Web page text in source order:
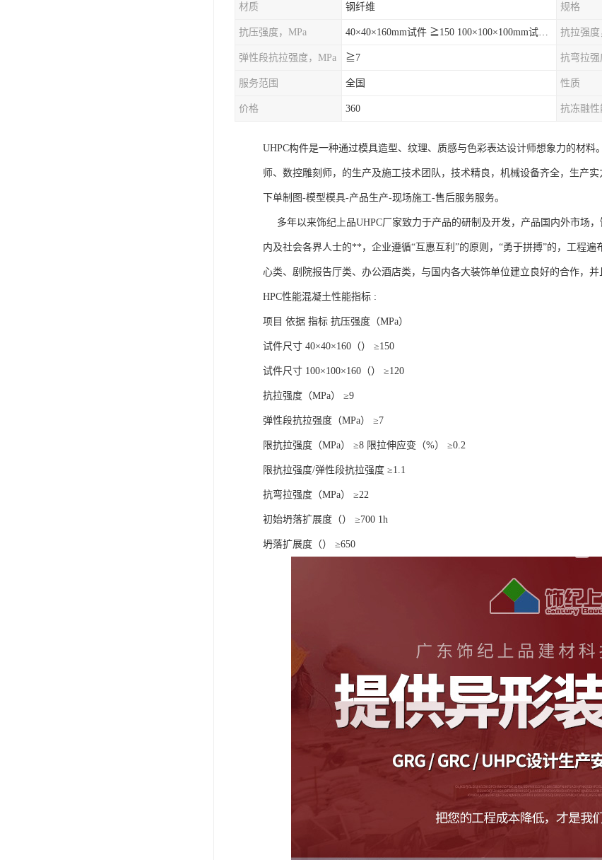
材质 钢纤维 规格
抗压强度，MPa 40×40×160mm试件 ≧150 100×100×100mm试件≧120 抗拉强度
弹性段抗拉强度，MPa ≧7 抗弯拉强
服务范围 全国 性质
价格 360 抗冻融性
UHPC构件是一种通过模具造型、纹理、质感与色彩表达设计师想象力的材
师、数控雕刻师，的生产及施工技术团队，技术精良，机械设备齐全，生产
下单制图-模型模具-产品生产-现场施工-售后服务服务。
多年以来饰纪上品UHPC厂家致力于产品的研制及开发，产品国内外市场
内及社会各界人士的**，企业遵循“互惠互利”的原则，“勇于拼搏”的，工程
心类、剧院报告厅类、办公酒店类，与国内各大装饰单位建立良好的合作，并
HPC性能混凝土性能指标 :
项目 依据 指标 抗压强度（MPa）
试件尺寸 40×40×160（） ≥150
试件尺寸 100×100×160（） ≥120
抗拉强度（MPa） ≥9
弹性段抗拉强度（MPa） ≥7
限抗拉强度（MPa） ≥8 限拉伸应变（%） ≥0.2
限抗拉强度/弹性段抗拉强度 ≥1.1
抗弯拉强度（MPa） ≥22
初始坍落扩展度（） ≥700 1h
坍落扩展度（） ≥650